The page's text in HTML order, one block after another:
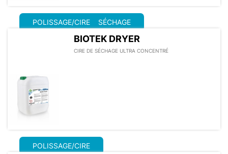
POLISSAGE/CIRE SÉCHAGE
BIOTEK DRYER
CIRE DE SÉCHAGE ULTRA CONCENTRÉ
POLISSAGE/CIRE